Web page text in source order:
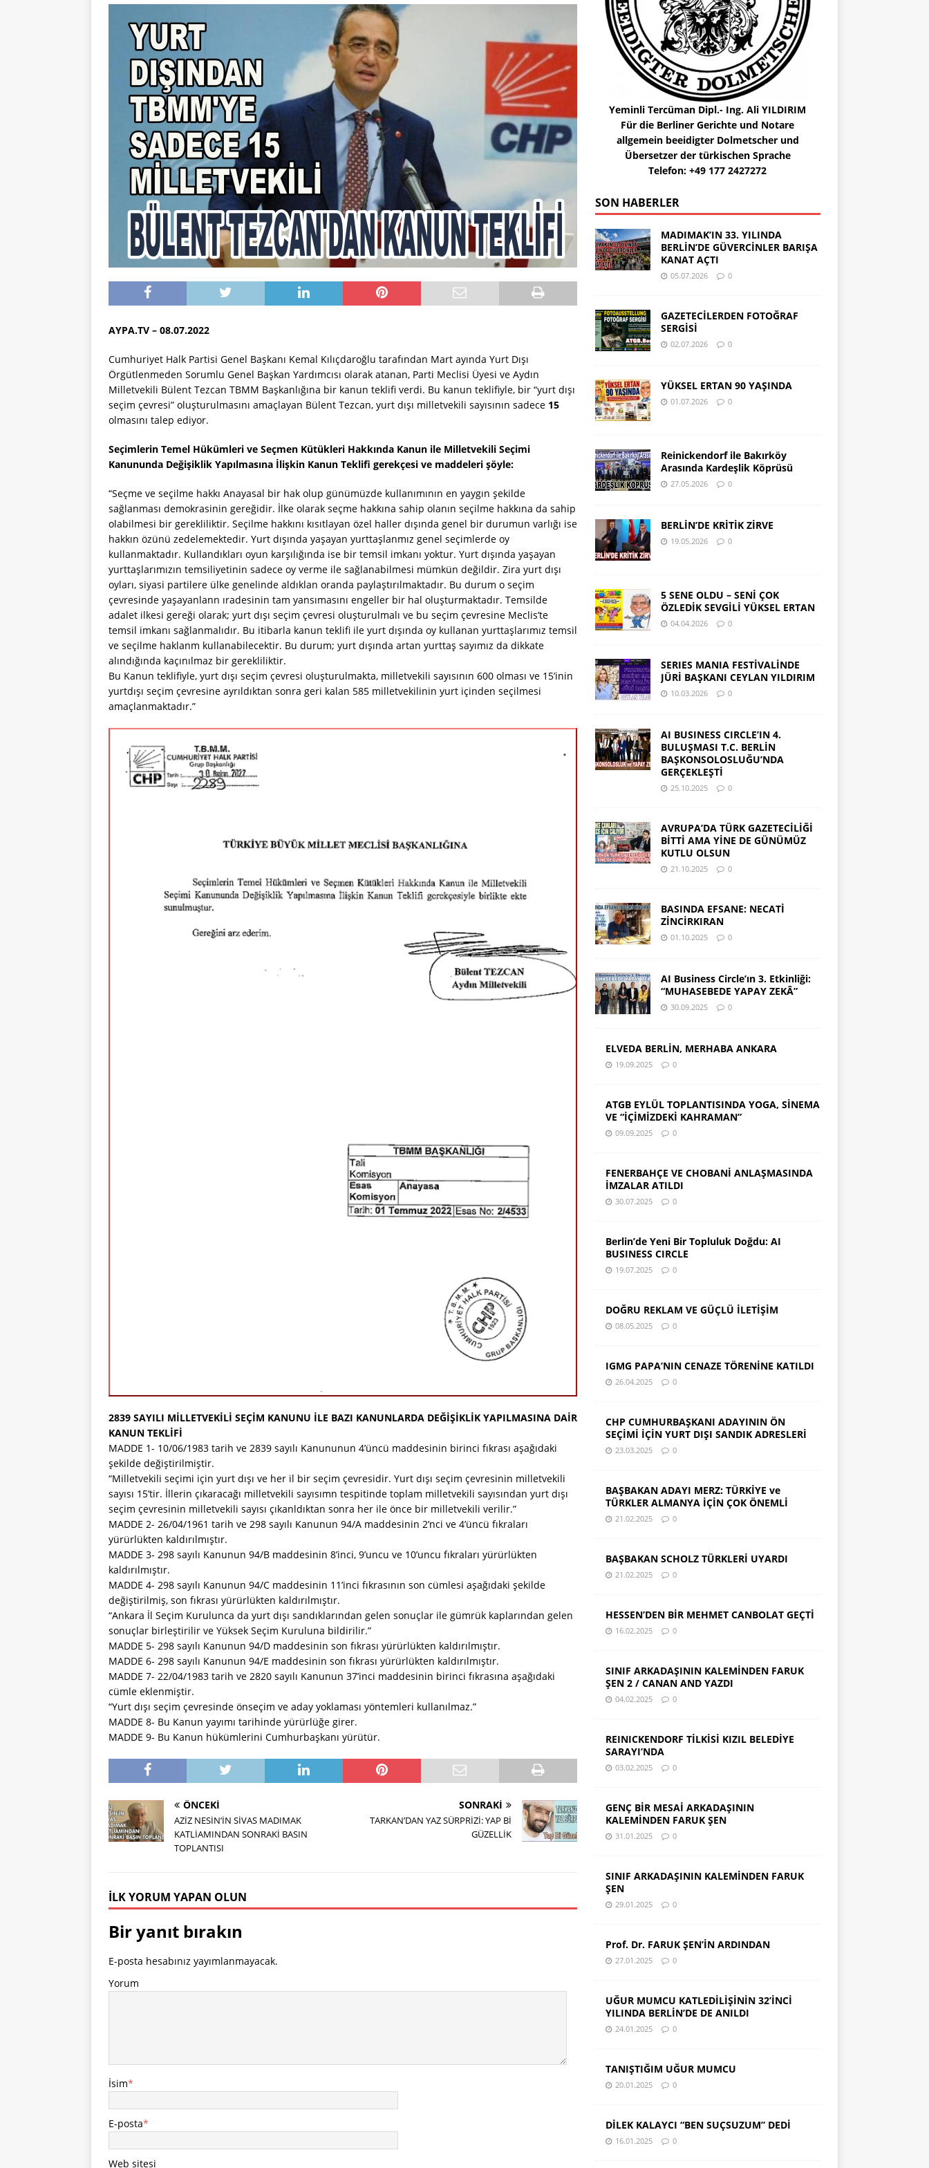
AYPA.TV – 08.07.2022
Cumhuriyet Halk Partisi Genel Başkanı Kemal Kılıçdaroğlu tarafından Mart ayında Yurt Dışı
Örgütlenmeden Sorumlu Genel Başkan Yardımcısı olarak atanan, Parti Meclisi Üyesi ve Aydın
Milletvekili Bülent Tezcan TBMM Başkanlığına bir kanun teklifi verdi. Bu kanun teklifiyle, bir “yurt dışı
seçim çevresi” oluşturulmasını amaçlayan Bülent Tezcan, yurt dışı milletvekili sayısının sadece 15
olmasını talep ediyor.
Seçimlerin Temel Hükümleri ve Seçmen Kütükleri Hakkında Kanun ile Milletvekili Seçimi
Kanununda Değişiklik Yapılmasına İlişkin Kanun Teklifi gerekçesi ve maddeleri şöyle:
“Seçme ve seçilme hakkı Anayasal bir hak olup günümüzde kullanımının en yaygın şekilde
sağlanması demokrasinin gereğidir. İlke olarak seçme hakkına sahip olanın seçilme hakkına da sahip
olabilmesi bir gerekliliktir. Seçilme hakkını kısıtlayan özel haller dışında genel bir durumun varlığı ise
hakkın özünü zedelemektedir. Yurt dışında yaşayan yurttaşlanmız genel seçimlerde oy
kullanmaktadır. Kullandıkları oyun karşılığında ise bir temsil imkanı yoktur. Yurt dışında yaşayan
yurttaşlarımızın temsiliyetinin sadece oy verme ile sağlanabilmesi mümkün değildir. Zira yurt dışı
oyları, siyasi partilere ülke genelinde aldıklan oranda paylaştırılmaktadır. Bu durum o seçim
çevresinde yaşayanlann ıradesinin tam yansımasını engeller bir hal oluşturmaktadır. Temsilde
adalet ilkesi gereği olarak; yurt dışı seçim çevresi oluşturulmalı ve bu seçim çevresine Meclis’te
temsil imkanı sağlanmalıdır. Bu itibarla kanun teklifi ile yurt dışında oy kullanan yurttaşlarımız temsil
ve seçilme haklanm kullanabilecektir. Bu durum; yurt dışında artan yurttaş sayımız da dikkate
alındığında kaçınılmaz bir gerekliliktir.
Bu Kanun teklifiyle, yurt dışı seçim çevresi oluşturulmakta, milletvekili sayısının 600 olması ve 15’inin
yurtdışı seçim çevresine ayrıldıktan sonra geri kalan 585 milletvekilinin yurt içinden seçilmesi
amaçlanmaktadır.”
2839 SAYILI MİLLETVEKİLİ SEÇİM KANUNU İLE BAZI KANUNLARDA DEĞİŞİKLİK YAPILMASINA DAİR
KANUN TEKLİFİ
MADDE 1- 10/06/1983 tarih ve 2839 sayılı Kanununun 4’üncü maddesinin birinci fıkrası aşağıdaki
şekilde değiştirilmiştir.
“Milletvekili seçimi için yurt dışı ve her il bir seçim çevresidir. Yurt dışı seçim çevresinin milletvekili
sayısı 15’tir. İllerin çıkaracağı milletvekili sayısımn tespitinde toplam milletvekili sayısından yurt dışı
seçim çevresinin milletvekili sayısı çıkanldıktan sonra her ile önce bir milletvekili verilir.”
MADDE 2- 26/04/1961 tarih ve 298 sayılı Kanunun 94/A maddesinin 2’nci ve 4’üncü fıkraları
yürürlükten kaldırılmıştır.
MADDE 3- 298 sayılı Kanunun 94/B maddesinin 8’inci, 9’uncu ve 10’uncu fıkraları yürürlükten
kaldırılmıştır.
MADDE 4- 298 sayılı Kanunun 94/C maddesinin 11’inci fıkrasının son cümlesi aşağıdaki şekilde
değiştirilmiş, son fıkrası yürürlükten kaldırılmıştır.
“Ankara İl Seçim Kurulunca da yurt dışı sandıklarından gelen sonuçlar ile gümrük kaplarından gelen
sonuçlar birleştirilir ve Yüksek Seçim Kuruluna bildirilir.”
MADDE 5- 298 sayılı Kanunun 94/D maddesinin son fıkrası yürürlükten kaldırılmıştır.
MADDE 6- 298 sayılı Kanunun 94/E maddesinin son fıkrası yürürlükten kaldırılmıştır.
MADDE 7- 22/04/1983 tarih ve 2820 sayılı Kanunun 37’inci maddesinin birinci fıkrasına aşağıdaki
cümle eklenmiştir.
“Yurt dışı seçim çevresinde önseçim ve aday yoklaması yöntemleri kullanılmaz.”
MADDE 8- Bu Kanun yayımı tarihinde yürürlüğe girer.
MADDE 9- Bu Kanun hükümlerini Cumhurbaşkanı yürütür.
ÖNCEKI
AZİZ NESİN’İN SİVAS MADIMAK
KATLİAMINDAN SONRAKİ BASIN
TOPLANTISI
SONRAKI
TARKAN’DAN YAZ SÜRPRİZİ: YAP Bİ
GÜZELLİK
İLK YORUM YAPAN OLUN
Bir yanıt bırakın
E-posta hesabınız yayımlanmayacak.
Yorum
İsim*
E-posta*
Web sitesi
Yeminli Tercüman Dipl.- Ing. Ali YILDIRIM
Für die Berliner Gerichte und Notare
allgemein beeidigter Dolmetscher und
Übersetzer der türkischen Sprache
Telefon: +49 177 2427272
SON HABERLER
MADIMAK’IN 33. YILINDA
BERLİN’DE GÜVERCİNLER BARIŞA
KANAT AÇTI
05.07.2026 0
GAZETECİLERDEN FOTOĞRAF
SERGİSİ
02.07.2026 0
YÜKSEL ERTAN 90 YAŞINDA
01.07.2026 0
Reinickendorf ile Bakırköy
Arasında Kardeşlik Köprüsü
27.05.2026 0
BERLİN’DE KRİTİK ZİRVE
19.05.2026 0
5 SENE OLDU – SENİ ÇOK
ÖZLEDİK SEVGİLİ YÜKSEL ERTAN
04.04.2026 0
SERIES MANIA FESTİVALİNDE
JÜRİ BAŞKANI CEYLAN YILDIRIM
10.03.2026 0
AI BUSINESS CIRCLE’IN 4.
BULUŞMASI T.C. BERLİN
BAŞKONSOLOSLUĞU’NDA
GERÇEKLEŞTİ
25.10.2025 0
AVRUPA’DA TÜRK GAZETECİLİĞİ
BİTTİ AMA YİNE DE GÜNÜMÜZ
KUTLU OLSUN
21.10.2025 0
BASINDA EFSANE: NECATİ
ZİNCİRKIRAN
01.10.2025 0
AI Business Circle’ın 3. Etkinliği:
“MUHASEBEDE YAPAY ZEKÂ”
30.09.2025 0
ELVEDA BERLİN, MERHABA ANKARA
19.09.2025 0
ATGB EYLÜL TOPLANTISINDA YOGA, SİNEMA
VE “İÇİMİZDEKİ KAHRAMAN”
09.09.2025 0
FENERBAHÇE VE CHOBANİ ANLAŞMASINDA
İMZALAR ATILDI
30.07.2025 0
Berlin’de Yeni Bir Topluluk Doğdu: AI
BUSINESS CIRCLE
19.07.2025 0
DOĞRU REKLAM VE GÜÇLÜ İLETİŞİM
08.05.2025 0
IGMG PAPA’NIN CENAZE TÖRENİNE KATILDI
26.04.2025 0
CHP CUMHURBAŞKANI ADAYININ ÖN
SEÇİMİ İÇİN YURT DIŞI SANDIK ADRESLERİ
23.03.2025 0
BAŞBAKAN ADAYI MERZ: TÜRKİYE ve
TÜRKLER ALMANYA İÇİN ÇOK ÖNEMLİ
21.02.2025 0
BAŞBAKAN SCHOLZ TÜRKLERİ UYARDI
21.02.2025 0
HESSEN’DEN BİR MEHMET CANBOLAT GEÇTİ
16.02.2025 0
SINIF ARKADAŞININ KALEMİNDEN FARUK
ŞEN 2 / CANAN AND YAZDI
04.02.2025 0
REINICKENDORF TİLKİSİ KIZIL BELEDİYE
SARAYI’NDA
03.02.2025 0
GENÇ BİR MESAİ ARKADAŞININ
KALEMİNDEN FARUK ŞEN
31.01.2025 0
SINIF ARKADAŞININ KALEMİNDEN FARUK
ŞEN
29.01.2025 0
Prof. Dr. FARUK ŞEN’İN ARDINDAN
27.01.2025 0
UĞUR MUMCU KATLEDİLİŞİNİN 32’İNCİ
YILINDA BERLİN’DE DE ANILDI
24.01.2025 0
TANIŞTIĞIM UĞUR MUMCU
20.01.2025 0
DİLEK KALAYCI “BEN SUÇSUZUM” DEDİ
16.01.2025 0